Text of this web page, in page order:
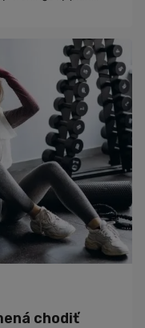
cviky na doma a
Cieľom je, aby tvoj
chodiť